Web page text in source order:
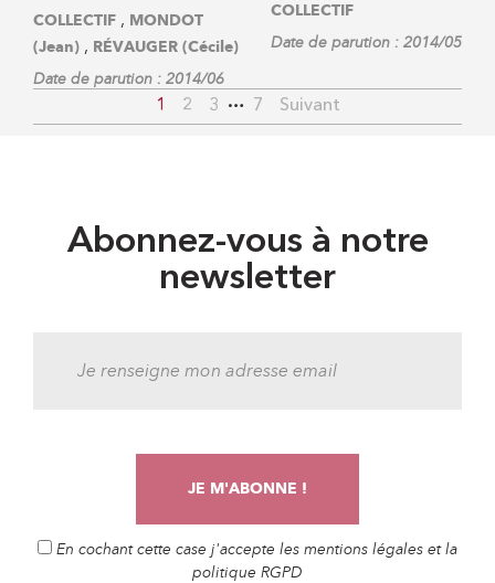
COLLECTIF , MONDOT
(Jean) , RÉVAUGER (Cécile)
Date de parution : 2014/06
COLLECTIF
Date de parution : 2014/05
1 2 3 … 7 Suivant
Abonnez-vous à notre
newsletter
En cochant cette case j'accepte les mentions légales et la
politique RGPD